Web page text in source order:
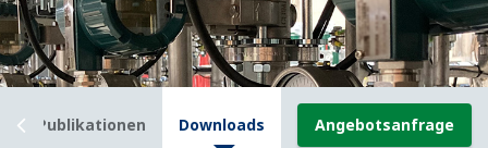
Publikationen Downloads Angebotsanfrage